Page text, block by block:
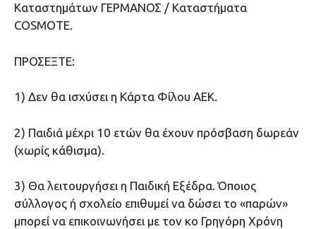
Καταστημάτων ΓΕΡΜΑΝΟΣ / Καταστήματα
COSMOTE.
ΠΡΟΣΕΞΤΕ:
1) Δεν θα ισχύσει η Κάρτα Φίλου ΑΕΚ.
2) Παιδιά μέχρι 10 ετών θα έχουν πρόσβαση δωρεάν
(χωρίς κάθισμα).
3) Θα λειτουργήσει η Παιδική Εξέδρα. Όποιος
σύλλογος ή σχολείο επιθυμεί να δώσει το «παρών»
μπορεί να επικοινωνήσει με τον κο Γρηγόρη Χρόνη